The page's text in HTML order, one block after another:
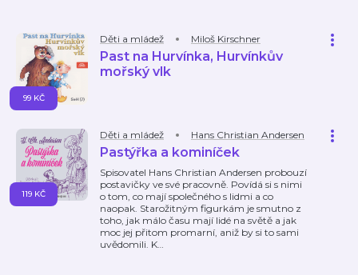
Děti a mládež Miloš Kirschner
Past na Hurvínka, Hurvínkův
mořský vlk
99 KČ
Děti a mládež Hans Christian Andersen
Pastýřka a kominíček
Spisovatel Hans Christian Andersen probouzí
postavičky ve své pracovně. Povídá si s nimi
o tom, co mají společného s lidmi a co
naopak. Starožitným figurkám je smutno z
toho, jak málo času mají lidé na světě a jak
moc jej přitom promarní, aniž by si to sami
uvědomili. K…
119 KČ